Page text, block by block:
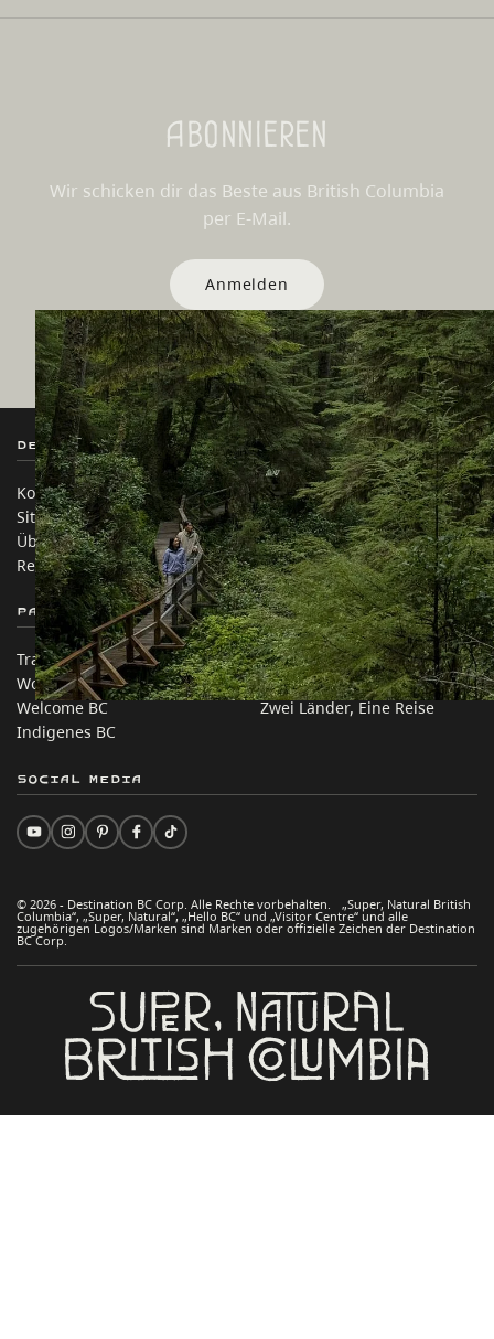
Abonnieren
Wir schicken dir das Beste aus British Columbia
per E-Mail.
Anmelden
Destination BC
Kontakt
Sitemap
Über uns
Rechtliches & Richtlinien
Unsere Websites
Reisebranche
Medien
Unternehmen
简体中文 – China
Partnerseiten
Trade & Invest BC
Work BC
Welcome BC
Indigenes BC
Auf dieser Website
Reisevorschläge
Praktische Tipps
Zwei Länder, Eine Reise
© 2026 - Destination BC Corp. Alle Rechte vorbehalten. „Super, Natural British
Columbia“, „Super, Natural“, „Hello BC“ und „Visitor Centre“ und alle
zugehörigen Logos/Marken sind Marken oder offizielle Zeichen der Destination
BC Corp.
Social Media